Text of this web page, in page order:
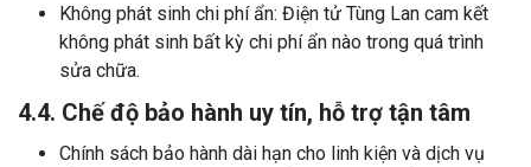
Không phát sinh chi phí ẩn: Điện tử Tùng Lan cam kết
không phát sinh bất kỳ chi phí ẩn nào trong quá trình
sửa chữa.
4.4. Chế độ bảo hành uy tín, hỗ trợ tận tâm
Chính sách bảo hành dài hạn cho linh kiện và dịch vụ